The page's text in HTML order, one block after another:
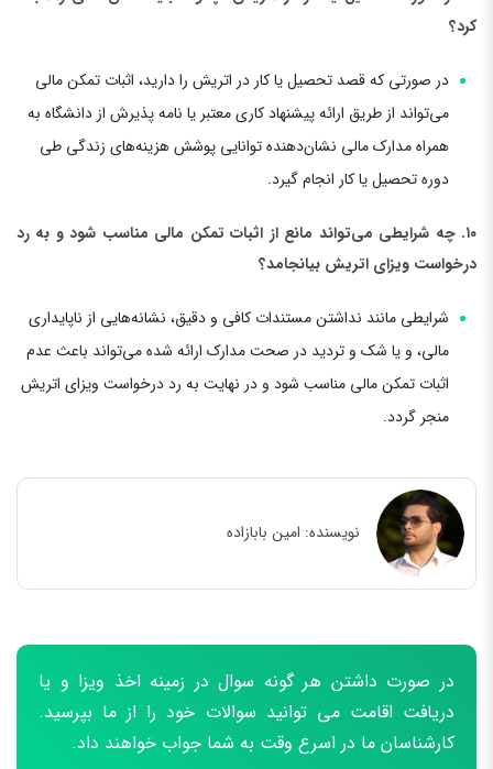
کرد؟
در صورتی که قصد تحصیل یا کار در اتریش را دارید، اثبات تمکن مالی
می‌تواند از طریق ارائه پیشنهاد کاری معتبر یا نامه پذیرش از دانشگاه به
همراه مدارک مالی نشان‌دهنده توانایی پوشش هزینه‌های زندگی طی
دوره تحصیل یا کار انجام گیرد.
۱۰. چه شرایطی می‌تواند مانع از اثبات تمکن مالی مناسب شود و به رد
درخواست ویزای اتریش بیانجامد؟
شرایطی مانند نداشتن مستندات کافی و دقیق، نشانه‌هایی از ناپایداری
مالی، و یا شک و تردید در صحت مدارک ارائه شده می‌تواند باعث عدم
اثبات تمکن مالی مناسب شود و در نهایت به رد درخواست ویزای اتریش
منجر گردد.
نویسنده: امین بابازاده
در صورت داشتن هر گونه سوال در زمینه اخذ ویزا و یا
دریافت اقامت می توانید سوالات خود را از ما بپرسید.
کارشناسان ما در اسرع وقت به شما جواب خواهند داد.